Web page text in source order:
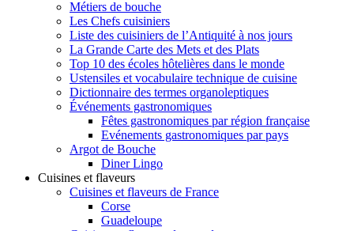
Métiers de bouche
Les Chefs cuisiniers
Liste des cuisiniers de l’Antiquité à nos jours
La Grande Carte des Mets et des Plats
Top 10 des écoles hôtelières dans le monde
Ustensiles et vocabulaire technique de cuisine
Dictionnaire des termes organoleptiques
Événements gastronomiques
Fêtes gastronomiques par région française
Evénements gastronomiques par pays
Argot de Bouche
Diner Lingo
Cuisines et flaveurs
Cuisines et flaveurs de France
Corse
Guadeloupe